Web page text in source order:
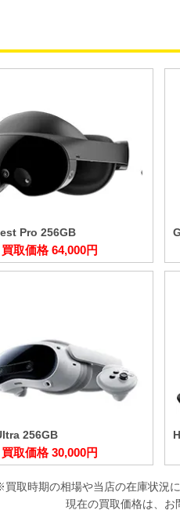
Pro 256GB
買取価格 64,000円
256GB
買取価格 30,000円
買取時期の相場や当店の在庫状況
現在の買取価格は、お